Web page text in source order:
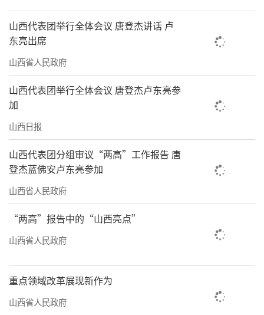
中药炮制山西省重点实验室还联合17家企
业、3家医院，成立山西省中药饮片产业技术创
新联盟，为企业解决生产技术难题。实验室建
立黄芩炭、炒党参、红枣叶等18项山西省及行
业中药饮片炮制规范；与企业合作探索中药饮
片智能生产和全过程追溯；协助山西广誉远国
药有限公司开展3种传统特色炮制方法技术创新
与工业转化研究；并在山西振东制药股份有限
公司等企业推广应用12种优质中药饮片规范化
炮制加工工艺及质量标准。
“新药研发离不开产学研协同创新。”郝
旭亮说，“我们依托医疗机构和制剂中心平
台，加强与药企合作，持续推动临床经验方向
医疗机构制剂、中药新药递级转化，目前正在
开发的2项中药新药成功立项山西省重点研发计
山西代表团举行全体会议 唐登杰讲话 卢
东亮出席
山西省人民政府
山西代表团举行全体会议 唐登杰卢东亮参
加
山西日报
山西代表团分组审议“两高”工作报告 唐
登杰蓝佛安卢东亮参加
山西省人民政府
“两高”报告中的“山西亮点”
山西省人民政府
重点领域改革展现新作为
山西省人民政府